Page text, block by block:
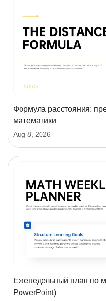
Формула расстояния:
математики
Aug 8, 2026
Еженедельный план по
PowerPoint)